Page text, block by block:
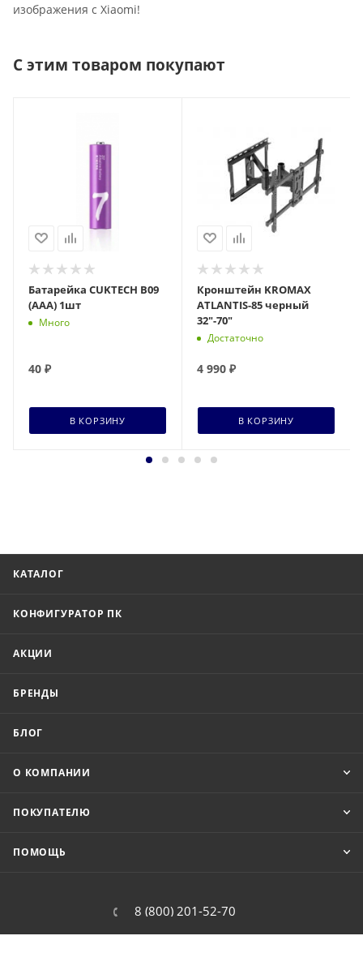
изображения с Xiaomi!
С этим товаром покупают
Батарейка CUKTECH B09
(AAA) 1шт
Много
40 ₽
В КОРЗИНУ
Кронштейн KROMAX
ATLANTIS-85 черный
32"-70"
Достаточно
4 990 ₽
В КОРЗИНУ
КАТАЛОГ
КОНФИГУРАТОР ПК
АКЦИИ
БРЕНДЫ
БЛОГ
О КОМПАНИИ
ПОКУПАТЕЛЮ
ПОМОЩЬ
8 (800) 201-52-70
order@cit.ru